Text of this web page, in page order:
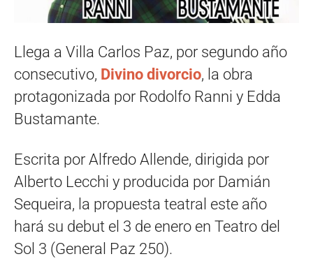
Llega a Villa Carlos Paz, por segundo año
consecutivo, Divino divorcio, la obra
protagonizada por Rodolfo Ranni y Edda
Bustamante.
Escrita por Alfredo Allende, dirigida por
Alberto Lecchi y producida por Damián
Sequeira, la propuesta teatral este año
hará su debut el 3 de enero en Teatro del
Sol 3 (General Paz 250).